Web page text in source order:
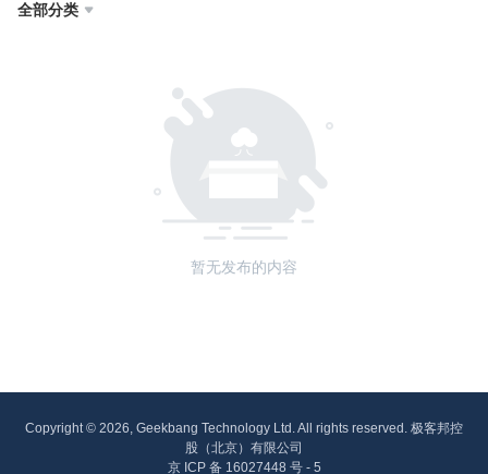
全部分类 
暂无发布的内容
Copyright © 2026, Geekbang Technology Ltd. All rights reserved. 极客邦控
股（北京）有限公司
京 ICP 备 16027448 号 - 5